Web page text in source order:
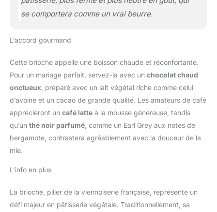
se comportera comme un vrai beurre.
L’accord gourmand
Cette brioche appelle une boisson chaude et réconfortante.
Pour un mariage parfait, servez-la avec un chocolat chaud
onctueux , préparé avec un lait végétal riche comme celui
d’avoine et un cacao de grande qualité. Les amateurs de café
apprécieront un café latte à la mousse généreuse, tandis
qu’un thé noir parfumé , comme un Earl Grey aux notes de
bergamote, contrastera agréablement avec la douceur de la
mie.
L’info en plus
La brioche, pilier de la viennoiserie française, représente un
défi majeur en pâtisserie végétale. Traditionnellement, sa